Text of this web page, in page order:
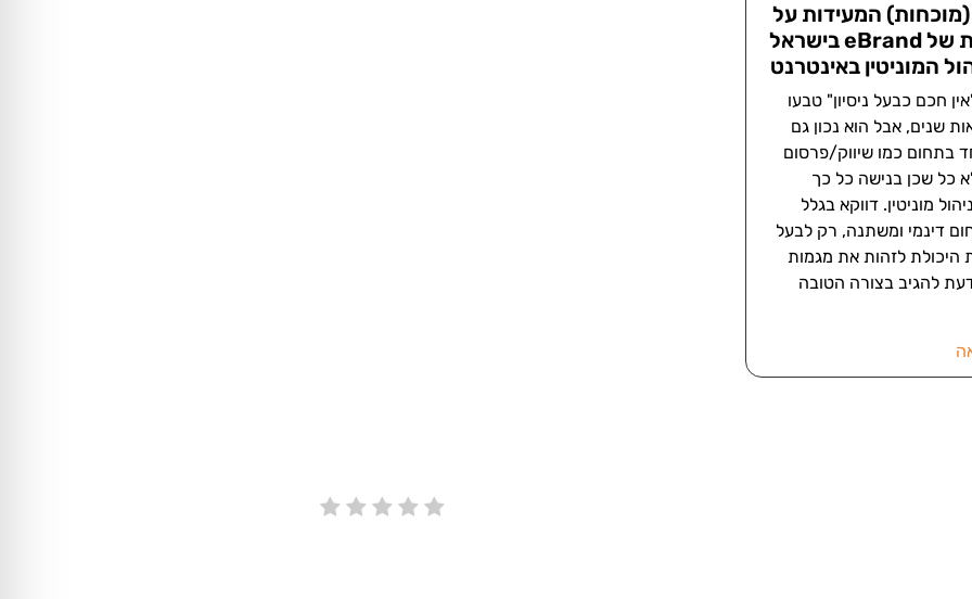
(מוכחות) המעידות על
הראשוניות של eBrand בישראל
המוניטין באינטרנט
חכם כבעל ניסיון" טבעו
שנים, אבל הוא נכון גם
בתחום כמו שיווק/פרסום
כל שכן בנישה כל כך
מוניטין. דווקא בגלל
דינמי ומשתנה, רק לבעל
היכולת לזהות את מגמות
להגיב בצורה הטובה